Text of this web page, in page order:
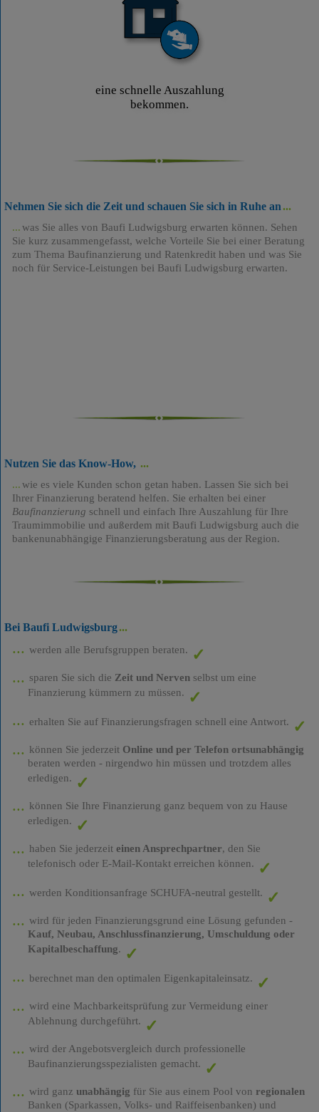
eine schnelle Auszahlung
bekommen.
Nehmen Sie sich die Zeit und schauen Sie sich in Ruhe an
was Sie alles von Baufi Ludwigsburg erwarten können. Sehen
Sie kurz zusammengefasst, welche Vorteile Sie bei einer Beratung
zum Thema Baufinanzierung und Ratenkredit haben und was Sie
noch für Service-Leistungen bei Baufi Ludwigsburg erwarten.
Nutzen Sie das Know-How,
wie es viele Kunden schon getan haben. Lassen Sie sich bei
Ihrer Finanzierung beratend helfen. Sie erhalten bei einer
Baufinanzierung schnell und einfach Ihre Auszahlung für Ihre
Traumimmobilie und außerdem mit Baufi Ludwigsburg auch die
bankenunabhängige Finanzierungsberatung aus der Region.
Bei Baufi Ludwigsburg
werden alle Berufsgruppen beraten.
sparen Sie sich die Zeit und Nervenselbst um eine
Finanzierung kümmern zu müssen.
erhalten Sie auf Finanzierungsfragen schnell eine Antwort.
können Sie jederzeit Online und per Telefon ortsunabhängig
beraten werden - nirgendwo hin müssen und trotzdem alles
erledigen.
können Sie Ihre Finanzierung ganz bequem von zu Hause
erledigen.
haben Sie jederzeit einen Ansprechpartner, den Sie
telefonisch oder E-Mail-Kontakt erreichen können.
werden Konditionsanfrage SCHUFA-neutral gestellt.
wird für jeden Finanzierungsgrund eine Lösung gefunden -
Kauf, Neubau, Anschlussfinanzierung, Umschuldung oder
Kapitalbeschaffung.
berechnet man den optimalen Eigenkapitaleinsatz.
wird eine Machbarkeitsprüfung zur Vermeidung einer
Ablehnung durchgeführt.
wird der Angebotsvergleich durch professionelle
Baufinanzierungsspezialisten gemacht.
wird ganz unabhängig für Sie aus einem Pool von regionalen
Banken (Sparkassen, Volks- und Raiffeisenbanken) und